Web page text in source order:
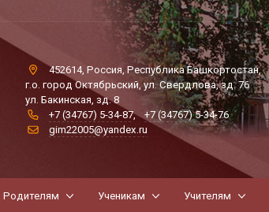
452614, Россия, Республика Башкортостан,
г.о. город Октябрьский, ул. Свердлова, зд. 76
ул. Бакинская, зд. 8
+7 (34767) 5-34-87,
+7 (34767) 5-34-76
gim22005@yandex.ru
Родителям Ученикам Учителям